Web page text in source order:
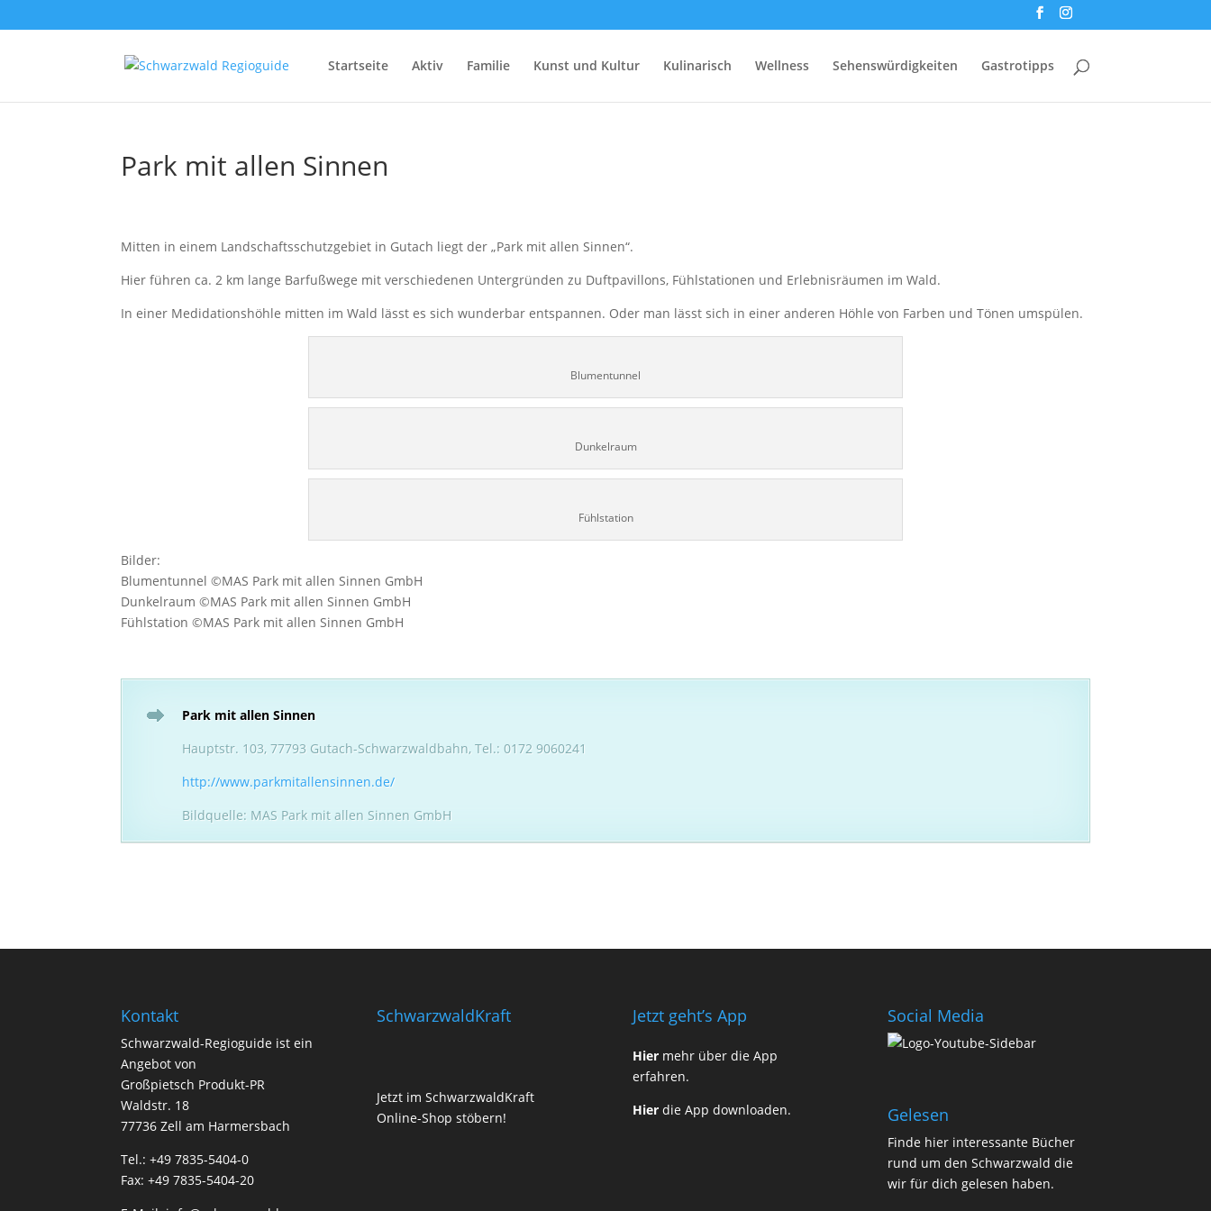
Startseite Aktiv Familie Kunst und Kultur Kulinarisch Wellness Sehenswürdigkeiten Gastrotipps
Park mit allen Sinnen
Mitten in einem Landschaftsschutzgebiet in Gutach liegt der „Park mit allen Sinnen“.
Hier führen ca. 2 km lange Barfußwege mit verschiedenen Untergründen zu Duftpavillons, Fühlstationen und Erlebnisräumen im Wald.
In einer Medidationshöhle mitten im Wald lässt es sich wunderbar entspannen. Oder man lässt sich in einer anderen Höhle von Farben und Tönen umspülen.
Blumentunnel
Dunkelraum
Fühlstation
Bilder:
Blumentunnel ©MAS Park mit allen Sinnen GmbH
Dunkelraum ©MAS Park mit allen Sinnen GmbH
Fühlstation ©MAS Park mit allen Sinnen GmbH
Park mit allen Sinnen
Hauptstr. 103, 77793 Gutach-Schwarzwaldbahn, Tel.: 0172 9060241
http://www.parkmitallensinnen.de/
Bildquelle: MAS Park mit allen Sinnen GmbH
Kontakt
Schwarzwald-Regioguide ist ein
Angebot von
Großpietsch Produkt-PR
Waldstr. 18
77736 Zell am Harmersbach
Tel.: +49 7835-5404-0
Fax: +49 7835-5404-20
SchwarzwaldKraft
Jetzt im SchwarzwaldKraft
Online-Shop stöbern!
Jetzt geht’s App
Hiermehr über die App
erfahren.
Hierdie App downloaden.
Social Media
Gelesen
Finde hier interessante Bücher
rund um den Schwarzwald die
wir für dich gelesen haben.